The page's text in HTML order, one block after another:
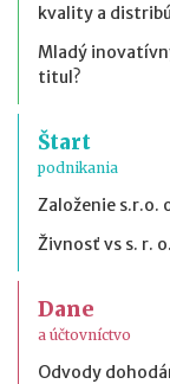
kvality a
Mladý
titul?
Štart
podnikania
Založenie s.r.o.
Živnosť vs s. r.
Dane
a účtovníctvo
Odvody